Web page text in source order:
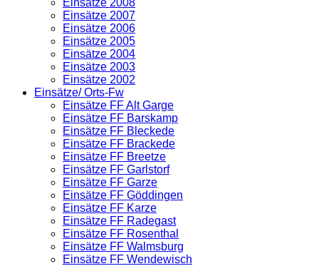
Einsätze 2008
Einsätze 2007
Einsätze 2006
Einsätze 2005
Einsätze 2004
Einsätze 2003
Einsätze 2002
Einsätze/ Orts-Fw
Einsätze FF Alt Garge
Einsätze FF Barskamp
Einsätze FF Bleckede
Einsätze FF Brackede
Einsätze FF Breetze
Einsätze FF Garlstorf
Einsätze FF Garze
Einsätze FF Göddingen
Einsätze FF Karze
Einsätze FF Radegast
Einsätze FF Rosenthal
Einsätze FF Walmsburg
Einsätze FF Wendewisch